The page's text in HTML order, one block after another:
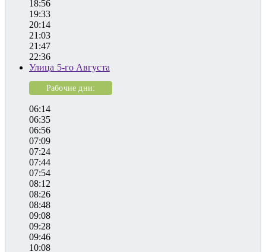
18:56
19:33
20:14
21:03
21:47
22:36
Улица 5-го Августа
Рабочие дни:
06:14
06:35
06:56
07:09
07:24
07:44
07:54
08:12
08:26
08:48
09:08
09:28
09:46
10:08